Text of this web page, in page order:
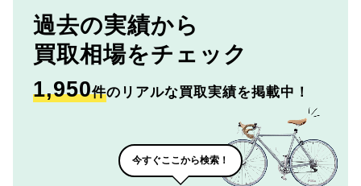
過去の実績から
買取相場をチェック
1,950件のリアルな買取実績を掲載中！
今すぐここから検索！